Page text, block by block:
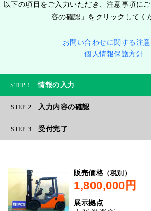
以下の項目をご入力いただき、注意事項に
容の確認」をクリックしてく
お問い合わせに関する注
個人情報保護方針
1 情報の入力
2 入力内容の確認
3 受付完了
販売価格 （税別）
展示拠点